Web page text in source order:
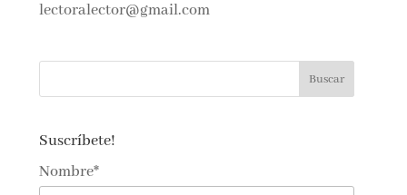
lectoralector@gmail.com
Suscríbete!
Nombre*